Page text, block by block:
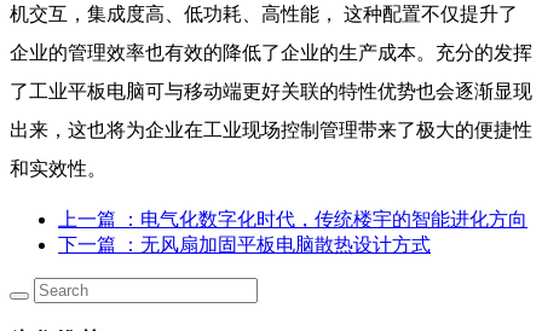
机交互，集成度高、低功耗、高性能， 这种配置不仅提升了
企业的管理效率也有效的降低了企业的生产成本。充分的发挥
了工业平板电脑可与移动端更好关联的特性优势也会逐渐显现
出来，这也将为企业在工业现场控制管理带来了极大的便捷性
和实效性。
上一篇
：电气化数字化时代，传统楼宇的智能进化方向
下一篇
：无风扇加固平板电脑散热设计方式